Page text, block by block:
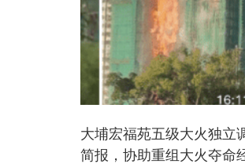
大埔宏福苑五级大火独立
简报，协助重组大火夺命